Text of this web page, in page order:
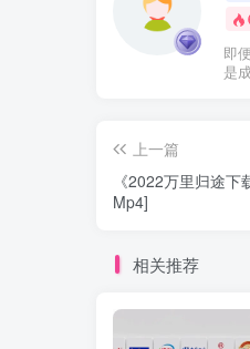
即
是
上一篇
《2022万里归途
Mp4]
相关推荐